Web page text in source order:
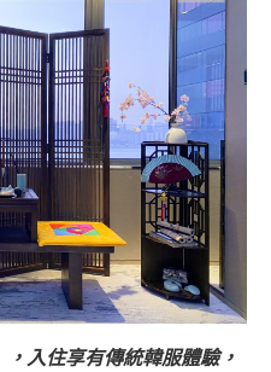
入住享有傳統韓服體驗，